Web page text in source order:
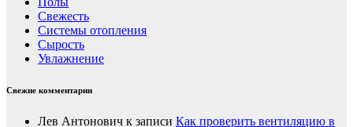
Свежесть
Системы отопления
Сырость
Увлажнение
Свежие комментарии
Лев Антонович к записи Как проверить вентиляцию в